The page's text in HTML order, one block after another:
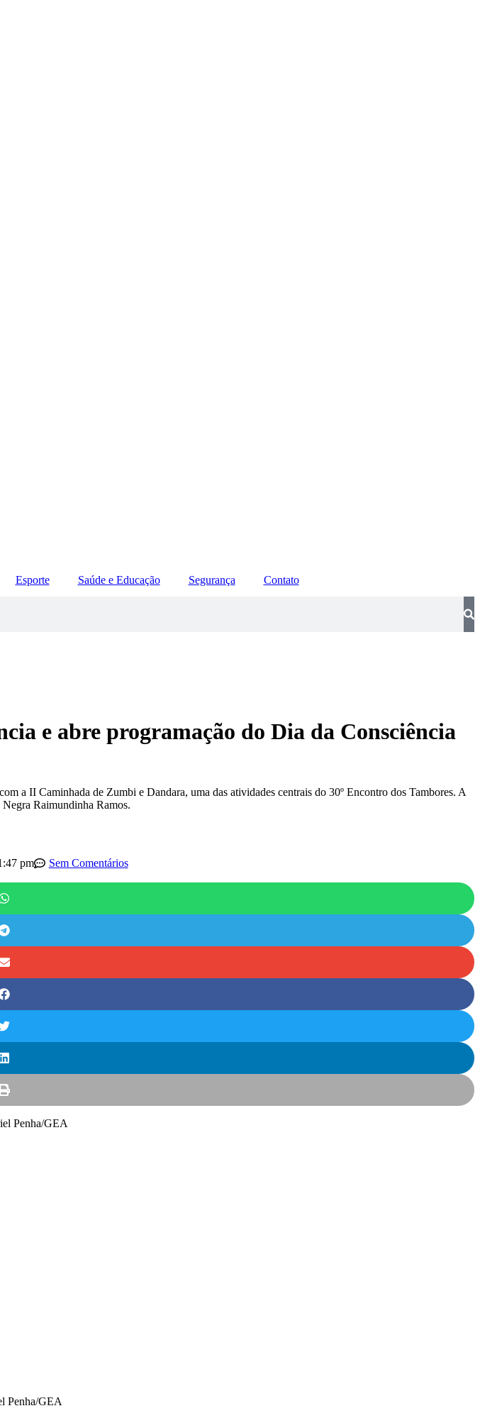
Esporte Saúde e Educação Segurança
Contato
e abre programação do Dia da Consciência
a II Caminhada de Zumbi e Dandara, uma das atividades centrais do 30º Encontro dos Tambores. A
Negra Raimundinha Ramos.
pm
Sem Comentários
Penha/GEA